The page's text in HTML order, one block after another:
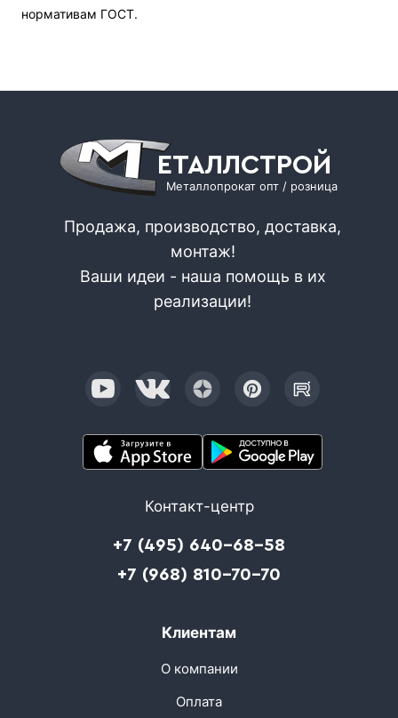
нормативам ГОСТ.
ЕТАЛЛСТРОЙ
Металлопрокат опт / розница
Продажа, производство, доставка,
монтаж!
Ваши идеи - наша помощь в их
реализации!
Контакт-центр
+7 (495) 640-68-58
+7 (968) 810-70-70
Клиентам
О компании
Оплата